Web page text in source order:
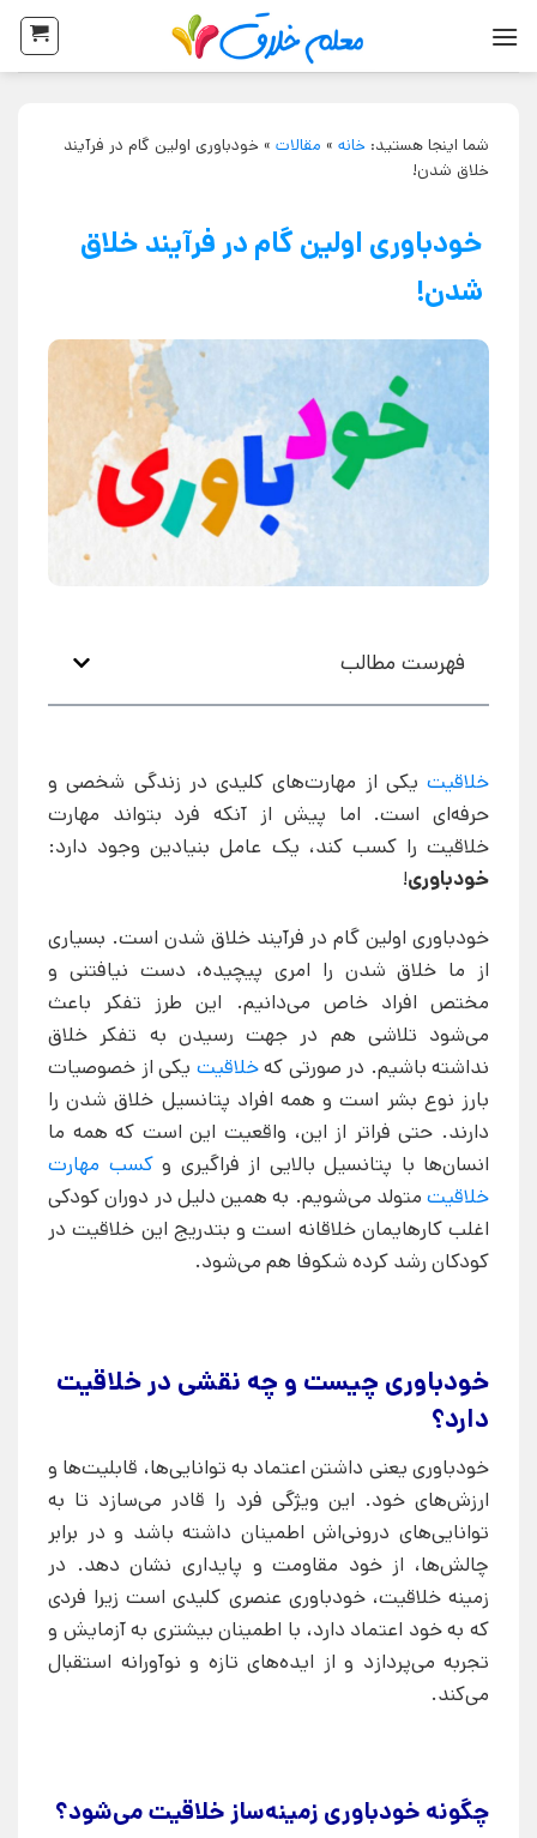
شما اینجا هستید: خانه » مقالات » خودباوری اولین گام در فرآیند
خلاق شدن!
خودباوری اولین گام در فرآیند خلاق
شدن!
فهرست مطالب
خلاقیت یکی از مهارت‌های کلیدی در زندگی شخصی و
حرفه‌ای است. اما پیش از آنکه فرد بتواند مهارت
خلاقیت را کسب کند، یک عامل بنیادین وجود دارد:
خودباوری!
خودباوری اولین گام در فرآیند خلاق شدن است. بسیاری
از ما خلاق شدن را امری پیچیده، دست نیافتنی و
مختص افراد خاص می‌دانیم. این طرز تفکر باعث
می‌شود تلاشی هم در جهت رسیدن به تفکر خلاق
نداشته باشیم. در صورتی کهخلاقیت یکی از خصوصیات
بارز نوع بشر است و همه افراد پتانسیل خلاق شدن را
دارند. حتی فراتر از این، واقعیت این است که همه ما
انسان‌ها با پتانسیل بالایی از فراگیری وکسب مهارت
خلاقیت متولد می‌شویم. به همین دلیل در دوران کودکی
اغلب کارهایمان خلاقانه است و بتدریج این خلاقیت در
کودکان رشد کرده شکوفا هم می‌شود.
خودباوری چیست و چه نقشی در خلاقیت
دارد؟
خودباوری یعنی داشتن اعتماد به توانایی‌ها، قابلیت‌ها و
ارزش‌های خود. این ویژگی فرد را قادر می‌سازد تا به
توانایی‌های درونی‌اش اطمینان داشته باشد و در برابر
چالش‌ها، از خود مقاومت و پایداری نشان دهد. در
زمینه خلاقیت، خودباوری عنصری کلیدی است زیرا فردی
که به خود اعتماد دارد، با اطمینان بیشتری به آزمایش و
تجربه می‌پردازد و از ایده‌های تازه و نوآورانه استقبال
می‌کند.
چگونه خودباوری زمینه‌ساز خلاقیت می‌شود؟